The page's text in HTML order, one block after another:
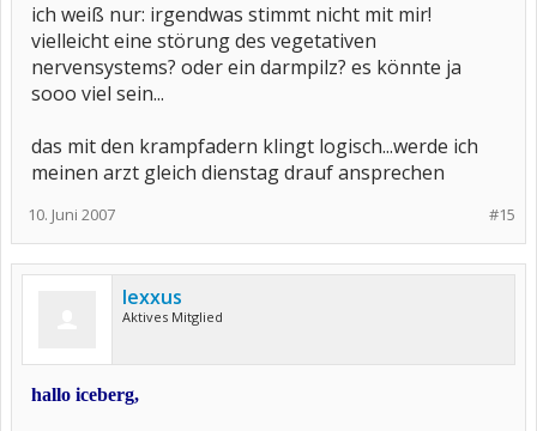
ich weiß nur: irgendwas stimmt nicht mit mir!
vielleicht eine störung des vegetativen
nervensystems? oder ein darmpilz? es könnte ja
sooo viel sein...
das mit den krampfadern klingt logisch...werde ich
meinen arzt gleich dienstag drauf ansprechen
#15
10. Juni 2007
lexxus
Aktives Mitglied
hallo iceberg,